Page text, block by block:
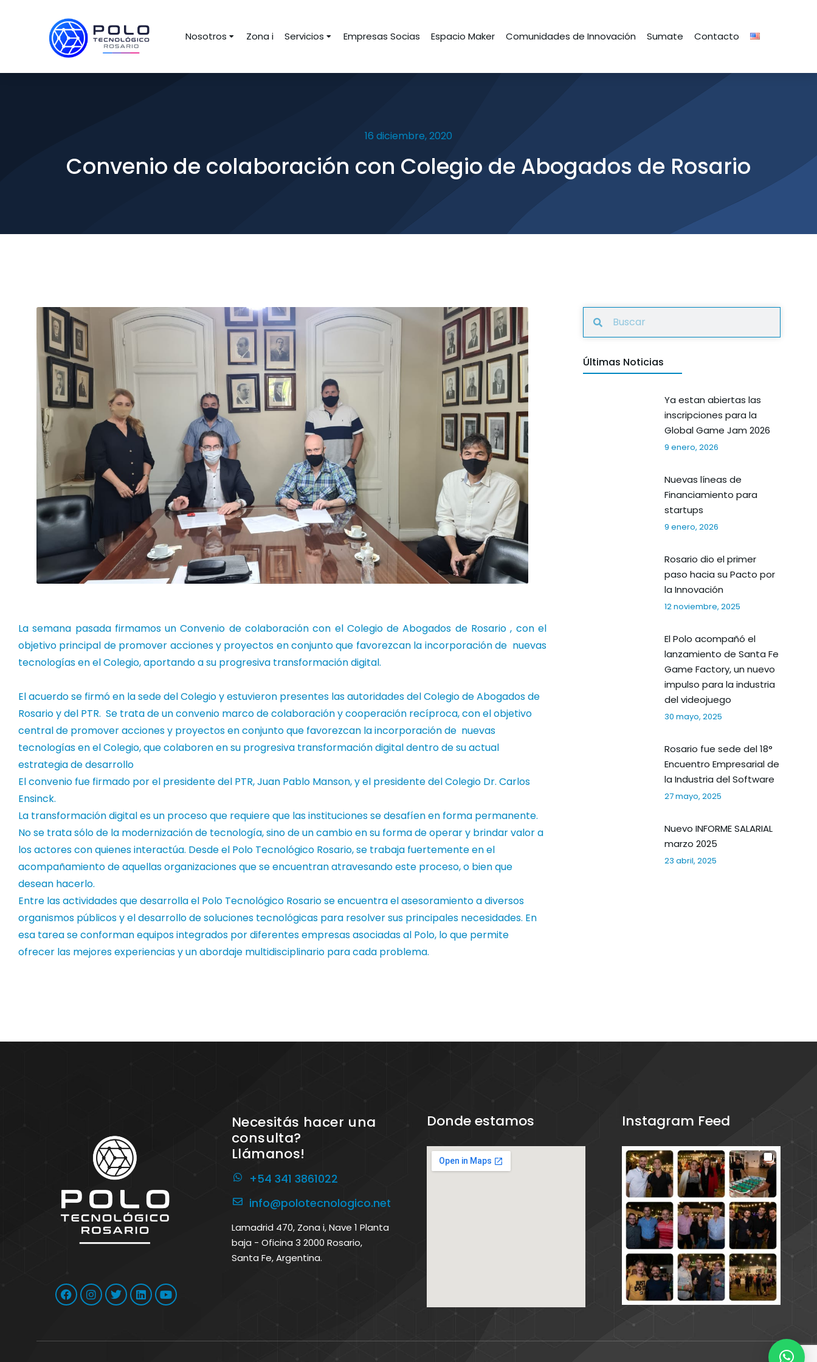
Nosotros Zona i Servicios Empresas Socias Espacio Maker Comunidades de Innovación Sumate Contacto
16 diciembre, 2020
Convenio de colaboración con Colegio de Abogados de Rosario
La semana pasada firmamos un Convenio de colaboración con el Colegio de Abogados de Rosario, con el
objetivo principal de promover acciones y proyectos en conjunto que favorezcan la incorporación de nuevas
tecnologías en el Colegio, aportando a su progresiva transformación digital.
El acuerdo se firmó en la sede del Colegio y estuvieron presentes las autoridades del Colegio de Abogados de
Rosario y del PTR. Se trata de un convenio marco de colaboración y cooperación recíproca, con el objetivo
central de promover acciones y proyectos en conjunto que favorezcan la incorporación de nuevas
tecnologías en el Colegio, que colaboren en su progresiva transformación digital dentro de su actual
estrategia de desarrollo
El convenio fue firmado por el presidente del PTR, Juan Pablo Manson, y el presidente del Colegio Dr. Carlos
Ensinck.
La transformación digital es un proceso que requiere que las instituciones se desafíen en forma permanente.
No se trata sólo de la modernización de tecnología, sino de un cambio en su forma de operar y brindar valor a
los actores con quienes interactúa. Desde el Polo Tecnológico Rosario, se trabaja fuertemente en el
acompañamiento de aquellas organizaciones que se encuentran atravesando este proceso, o bien que
desean hacerlo.
Entre las actividades que desarrolla el Polo Tecnológico Rosario se encuentra el asesoramiento a diversos
organismos públicos y el desarrollo de soluciones tecnológicas para resolver sus principales necesidades. En
esa tarea se conforman equipos integrados por diferentes empresas asociadas al Polo, lo que permite
ofrecer las mejores experiencias y un abordaje multidisciplinario para cada problema.
Últimas Noticias
Ya estan abiertas las
inscripciones para la
Global Game Jam 2026
9 enero, 2026
Nuevas líneas de
Financiamiento para
startups
9 enero, 2026
Rosario dio el primer
paso hacia su Pacto por
la Innovación
12 noviembre, 2025
El Polo acompañó el
lanzamiento de Santa Fe
Game Factory, un nuevo
impulso para la industria
del videojuego
30 mayo, 2025
Rosario fue sede del 18°
Encuentro Empresarial de
la Industria del Software
27 mayo, 2025
Nuevo INFORME SALARIAL
marzo 2025
23 abril, 2025
Necesitás hacer una
consulta?
Llámanos!
+54 341 3861022
info@polotecnologico.net
Lamadrid 470, Zona i, Nave 1 Planta
baja - Oficina 3 2000 Rosario,
Santa Fe, Argentina.
Donde estamos Instagram Feed